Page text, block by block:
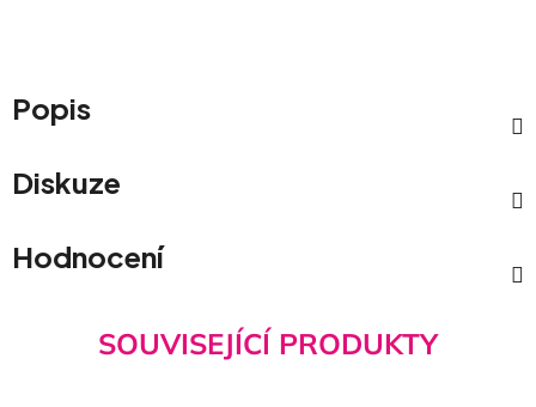
Popis
Diskuze
Hodnocení
SOUVISEJÍCÍ PRODUKTY